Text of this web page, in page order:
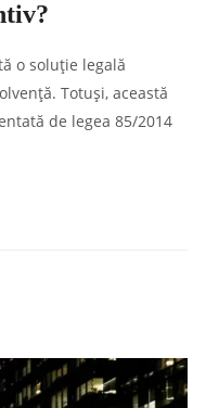
o soluție legală
Totuși, această
de legea 85/2014